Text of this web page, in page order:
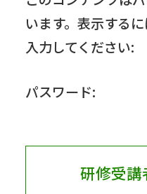
います。表示する
入力してください:
パスワード:
研修受講